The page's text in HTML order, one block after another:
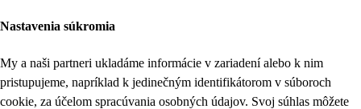
Nastavenia súkromia
My a naši partneri ukladáme informácie v zariadení alebo k nim
pristupujeme, napríklad k jedinečným identifikátorom v súboroch
cookie, za účelom spracúvania osobných údajov. Svoj súhlas môžete